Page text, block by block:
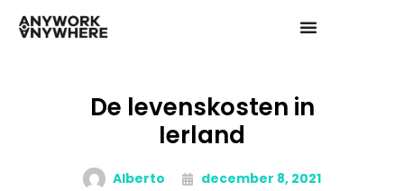
De levenskosten in
Ierland
Alberto december 8, 2021